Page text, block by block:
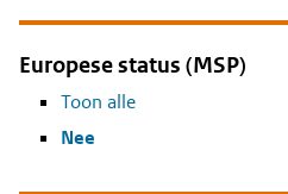
Europese status (MSP)
Toon alle
Nee